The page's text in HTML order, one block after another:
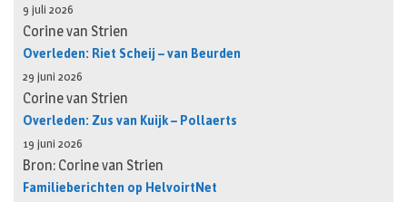
9 juli 2026
Corine van Strien
Overleden: Riet Scheij – van Beurden
29 juni 2026
Corine van Strien
Overleden: Zus van Kuijk – Pollaerts
19 juni 2026
Bron: Corine van Strien
Familieberichten op HelvoirtNet